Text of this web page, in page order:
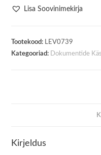
A4
kogus
Lisa Soovinimekirja
Tootekood: LEV0739
Kategooriad: Dokumentide
Kirjeldus